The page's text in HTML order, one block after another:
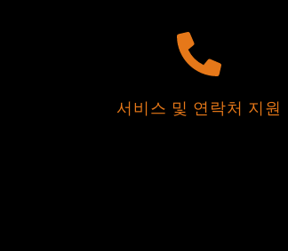
서비스 및 연락처 지원